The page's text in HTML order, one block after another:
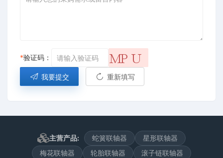
*验证码：
我要提交 重新填写
主营产品: 蛇簧联轴器
星形联轴器
梅花联轴器
轮胎联轴器 滚子链联轴器